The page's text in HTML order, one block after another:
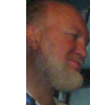
KDY, KDE A CO
HRY OD ROKU 1973
VIDEOZÁZNAMY Z HER